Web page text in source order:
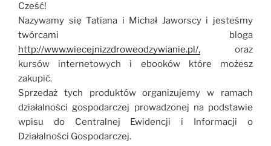
Cześć!
Nazywamy się Tatiana i Michał Jaworscy i jesteśmy
twórcami bloga
http://www.wiecejnizzdroweodzywianie.pl/, oraz
kursów internetowych i ebooków które możesz
zakupić.
Sprzedaż tych produktów organizujemy w ramach
działalności gospodarczej prowadzonej na podstawie
wpisu do Centralnej Ewidencji i Informacji o
Działalności Gospodarczej.